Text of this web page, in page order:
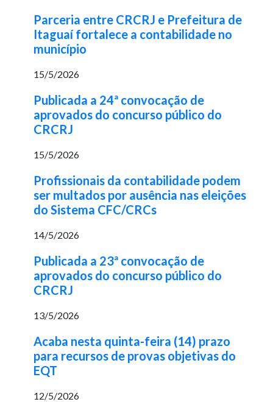
Parceria entre CRCRJ e Prefeitura de
Itaguaí fortalece a contabilidade no
município
15/5/2026
Publicada a 24ª convocação de
aprovados do concurso público do
CRCRJ
15/5/2026
Profissionais da contabilidade podem
ser multados por ausência nas eleições
do Sistema CFC/CRCs
14/5/2026
Publicada a 23ª convocação de
aprovados do concurso público do
CRCRJ
13/5/2026
Acaba nesta quinta-feira (14) prazo
para recursos de provas objetivas do
EQT
12/5/2026